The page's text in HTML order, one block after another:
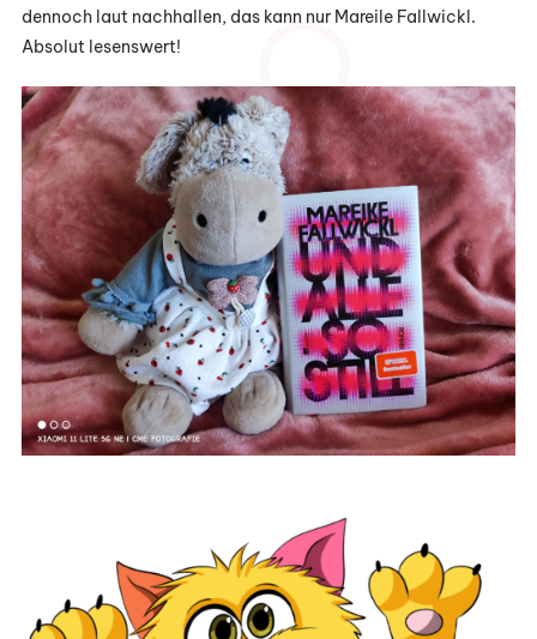
dennoch laut nachhallen, das kann nur Mareile Fallwickl.
Absolut lesenswert!